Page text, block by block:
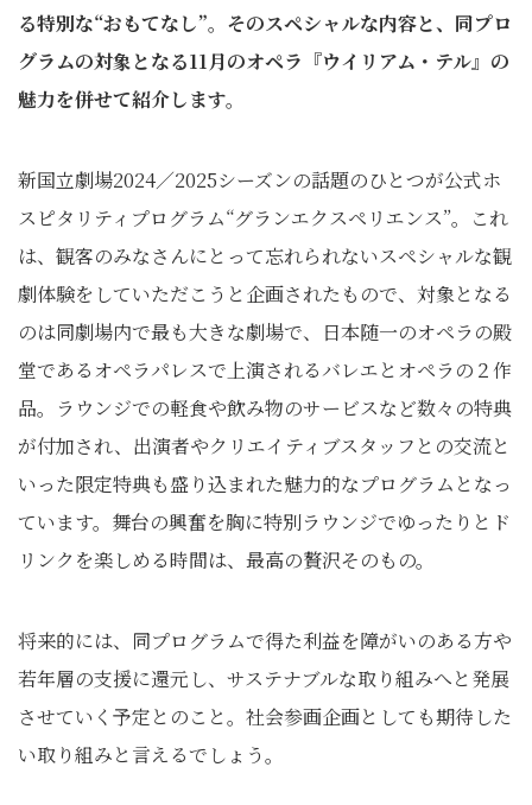
る特別な“おもてなし”。そのスペシャルな内容と、同プロ
グラムの対象となる11月のオペラ『ウイリアム・テル』の
魅力を併せて紹介します。
新国立劇場2024／2025シーズンの話題のひとつが公式ホ
スピタリティプログラム“グランエクスペリエンス”。これ
は、観客のみなさんにとって忘れられないスペシャルな観
劇体験をしていただこうと企画されたもので、対象となる
のは同劇場内で最も大きな劇場で、日本随一のオペラの殿
堂であるオペラパレスで上演されるバレエとオペラの２作
品。ラウンジでの軽食や飲み物のサービスなど数々の特典
が付加され、出演者やクリエイティブスタッフとの交流と
いった限定特典も盛り込まれた魅力的なプログラムとなっ
ています。舞台の興奮を胸に特別ラウンジでゆったりとド
リンクを楽しめる時間は、最高の贅沢そのもの。
将来的には、同プログラムで得た利益を障がいのある方や
若年層の支援に還元し、サステナブルな取り組みへと発展
させていく予定とのこと。社会参画企画としても期待した
い取り組みと言えるでしょう。